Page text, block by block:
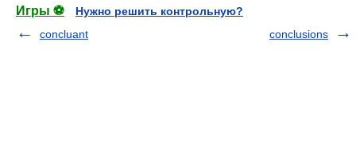
Игры ⚽
Нужно решить контрольную?
concluant
conclusions